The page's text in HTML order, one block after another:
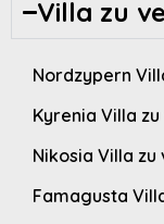
Villa zu
Nordzypern
Kyrenia Villa
Nikosia Villa
Famagusta